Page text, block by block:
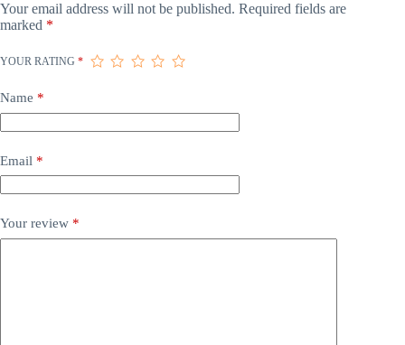
Your email address will not be published. Required fields are
marked *
YOUR RATING *
Name *
Email *
Your review *